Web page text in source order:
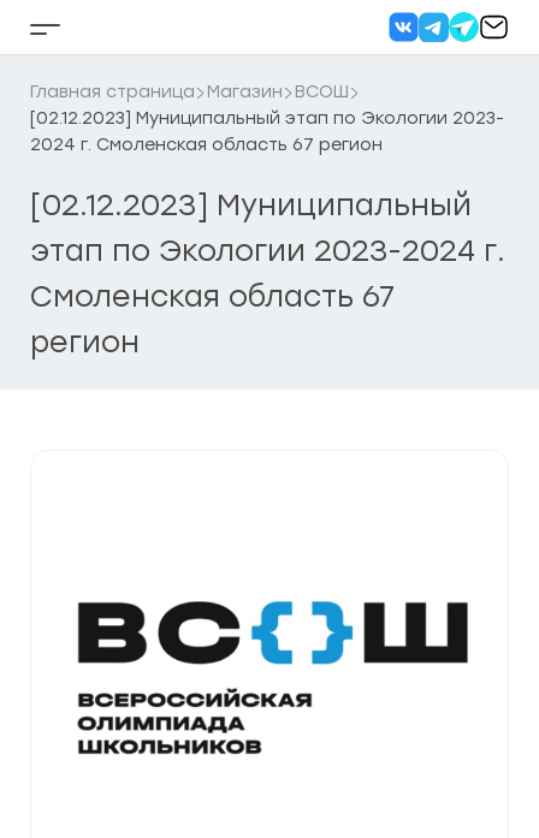
Кнопка
бокового
меню
Главная страница Магазин
ВСОШ
[02.12.2023] Муниципальный этап по Экологии 2023-
2024 г. Смоленская область 67 регион
[02.12.2023] Муниципальный
этап по Экологии 2023-2024 г.
Смоленская область 67
регион